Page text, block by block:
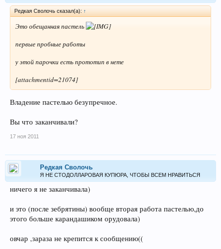
Редкая Сволочь сказал(а): ↑
Это обещанная пастель
первые пробные работы
у этой парочки есть прототип в нете
[attachmentid=21074]
Владение пастелью безупречное.
Вы что заканчивали?
17 ноя 2011
Редкая Сволочь
Я НЕ СТОДОЛЛАРОВАЯ КУПЮРА, ЧТОБЫ ВСЕМ НРАВИТЬСЯ
ничего я не заканчивала)
и это (после зебрятины) вообще вторая работа пастелью,до
этого больше карандашиком орудовала)
овчар ,зараза не крепится к сообщению((